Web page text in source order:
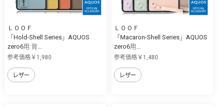
ＬＯＯＦ
「Hold-Shell Series」AQUOS
zero6用 背...
参考価格￥1,980
レザー
ＬＯＯＦ
「Macaron-Shell Series」AQUOS
zero6用...
参考価格￥1,480
レザー